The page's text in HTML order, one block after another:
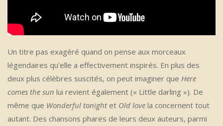
Un titre pas exagéré quand on pense aux morceaux
légendaires qu’elle a effectivement inspirés. En plus des
deux plus célèbres suscités, on peut imaginer que Here
comes the sun lui revient également (« Little darling »). De
même que Wonderful tonightet Old love la concernent tout
autant. Des chansons phares de leurs deux auteurs, parmi